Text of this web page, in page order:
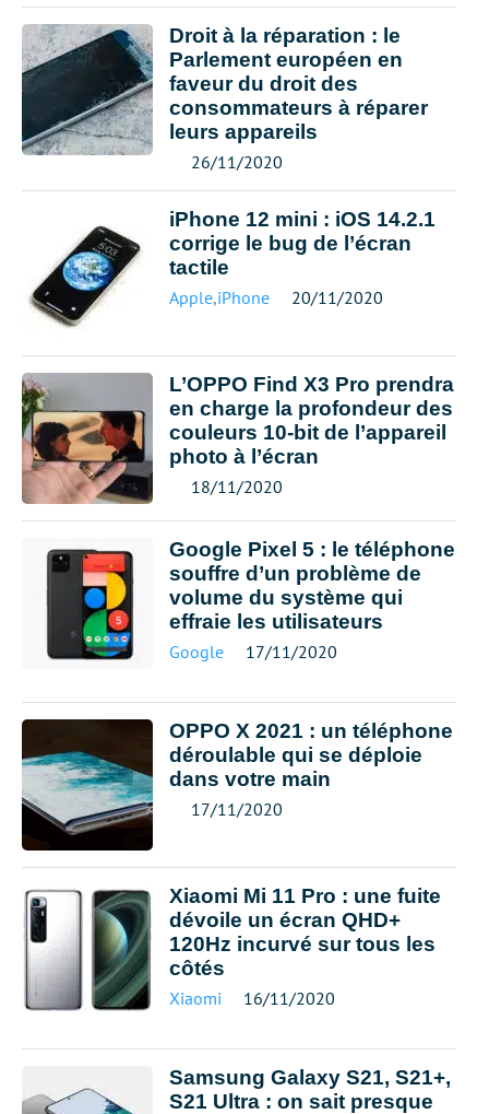
Droit à la réparation : le
Parlement européen en
faveur du droit des
consommateurs à réparer
leurs appareils
26/11/2020
iPhone 12 mini : iOS 14.2.1
corrige le bug de l’écran
tactile
Apple,iPhone 20/11/2020
L’OPPO Find X3 Pro prendra
en charge la profondeur des
couleurs 10-bit de l’appareil
photo à l’écran
18/11/2020
Google Pixel 5 : le téléphone
souffre d’un problème de
volume du système qui
effraie les utilisateurs
Google 17/11/2020
OPPO X 2021 : un téléphone
déroulable qui se déploie
dans votre main
17/11/2020
Xiaomi Mi 11 Pro : une fuite
dévoile un écran QHD+
120Hz incurvé sur tous les
côtés
Xiaomi 16/11/2020
Samsung Galaxy S21, S21+,
S21 Ultra : on sait presque